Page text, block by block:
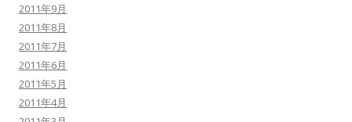
2011年9月
2011年8月
2011年7月
2011年6月
2011年5月
2011年4月